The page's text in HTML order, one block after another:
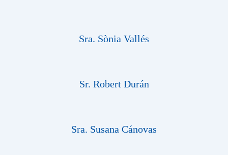
Sra. Sònia Vallés
Sr. Robert Durán
Sra. Susana Cánovas